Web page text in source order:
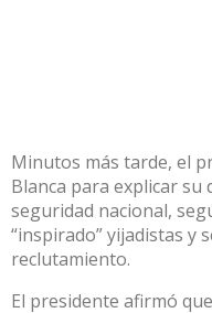
Minutos más tarde, el
Blanca para explicar su
seguridad nacional,
“inspirado” yijadistas y
reclutamiento.
El presidente afirmó